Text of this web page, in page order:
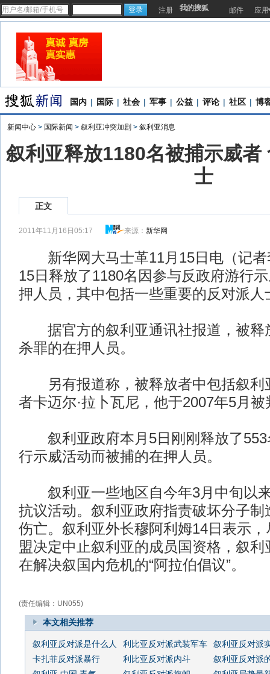
注册 我的搜狐 邮件 应用
国内 | 国际 | 社会 | 军事 | 公益 | 评论 | 社区 | 博
新闻中心 > 国际新闻 > 叙利亚冲突加剧 > 叙利亚消息
叙利亚释放1180名被捕示威者
士
正文
2011年11月16日05:17 来源：新华网
新华网大马士革11月15日电（记者
15日释放了1180名因参与反政府游行
押人员，其中包括一些重要的反对派人
据官方的叙利亚通讯社报道，被释
杀罪的在押人员。
另有报道称，被释放者中包括叙利
者卡迈尔·拉卜瓦尼，他于2007年5月
叙利亚政府本月5日刚刚释放了553
行示威活动而被捕的在押人员。
叙利亚一些地区自今年3月中旬以
抗议活动。叙利亚政府指责破坏分子制
伤亡。叙利亚外长穆阿利姆14日表示
盟决定中止叙利亚的成员国资格，叙
在解决叙国内危机的“阿拉伯倡议”。
(责任编辑：UN055)
本文相关推荐
叙利亚反对派是什么人 利比亚反对派武装军车
叙利亚反对派
卡扎菲反对派暴行
利比亚反对派内斗
叙利亚反对派